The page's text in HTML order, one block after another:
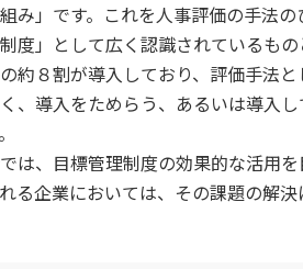
み」です。これを人事評価の手法
度」として広く認識されているもの
約８割が導入しており、評価手法
、導入をためらう、あるいは導入
は、目標管理制度の効果的な活用
る企業においては、その課題の解決